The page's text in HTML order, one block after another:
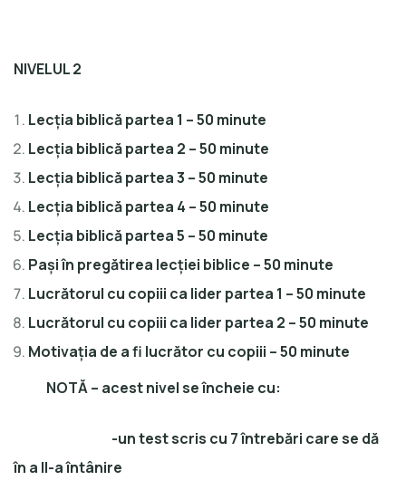
NIVELUL 2
Lecția biblică partea 1 – 50 minute
Lecția biblică partea 2 – 50 minute
Lecția biblică partea 3 – 50 minute
Lecția biblică partea 4 – 50 minute
Lecția biblică partea 5 – 50 minute
Pași în pregătirea lecției biblice – 50 minute
Lucrătorul cu copiii ca lider partea 1 – 50 minute
Lucrătorul cu copiii ca lider partea 2 – 50 minute
Motivația de a fi lucrător cu copiii – 50 minute
NOTĂ – acest nivel se încheie cu:
-un test scris cu 7 întrebări care se dă
în a II-a întânire